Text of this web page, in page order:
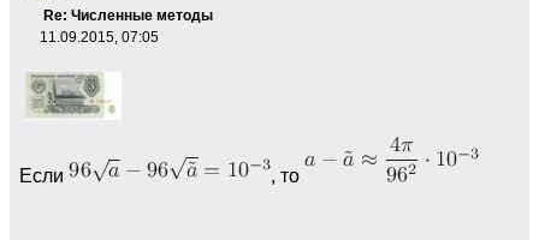
Re: Численные методы
11.09.2015, 07:05
Если , то